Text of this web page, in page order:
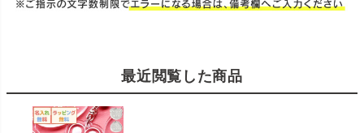
最近閲覧した商品